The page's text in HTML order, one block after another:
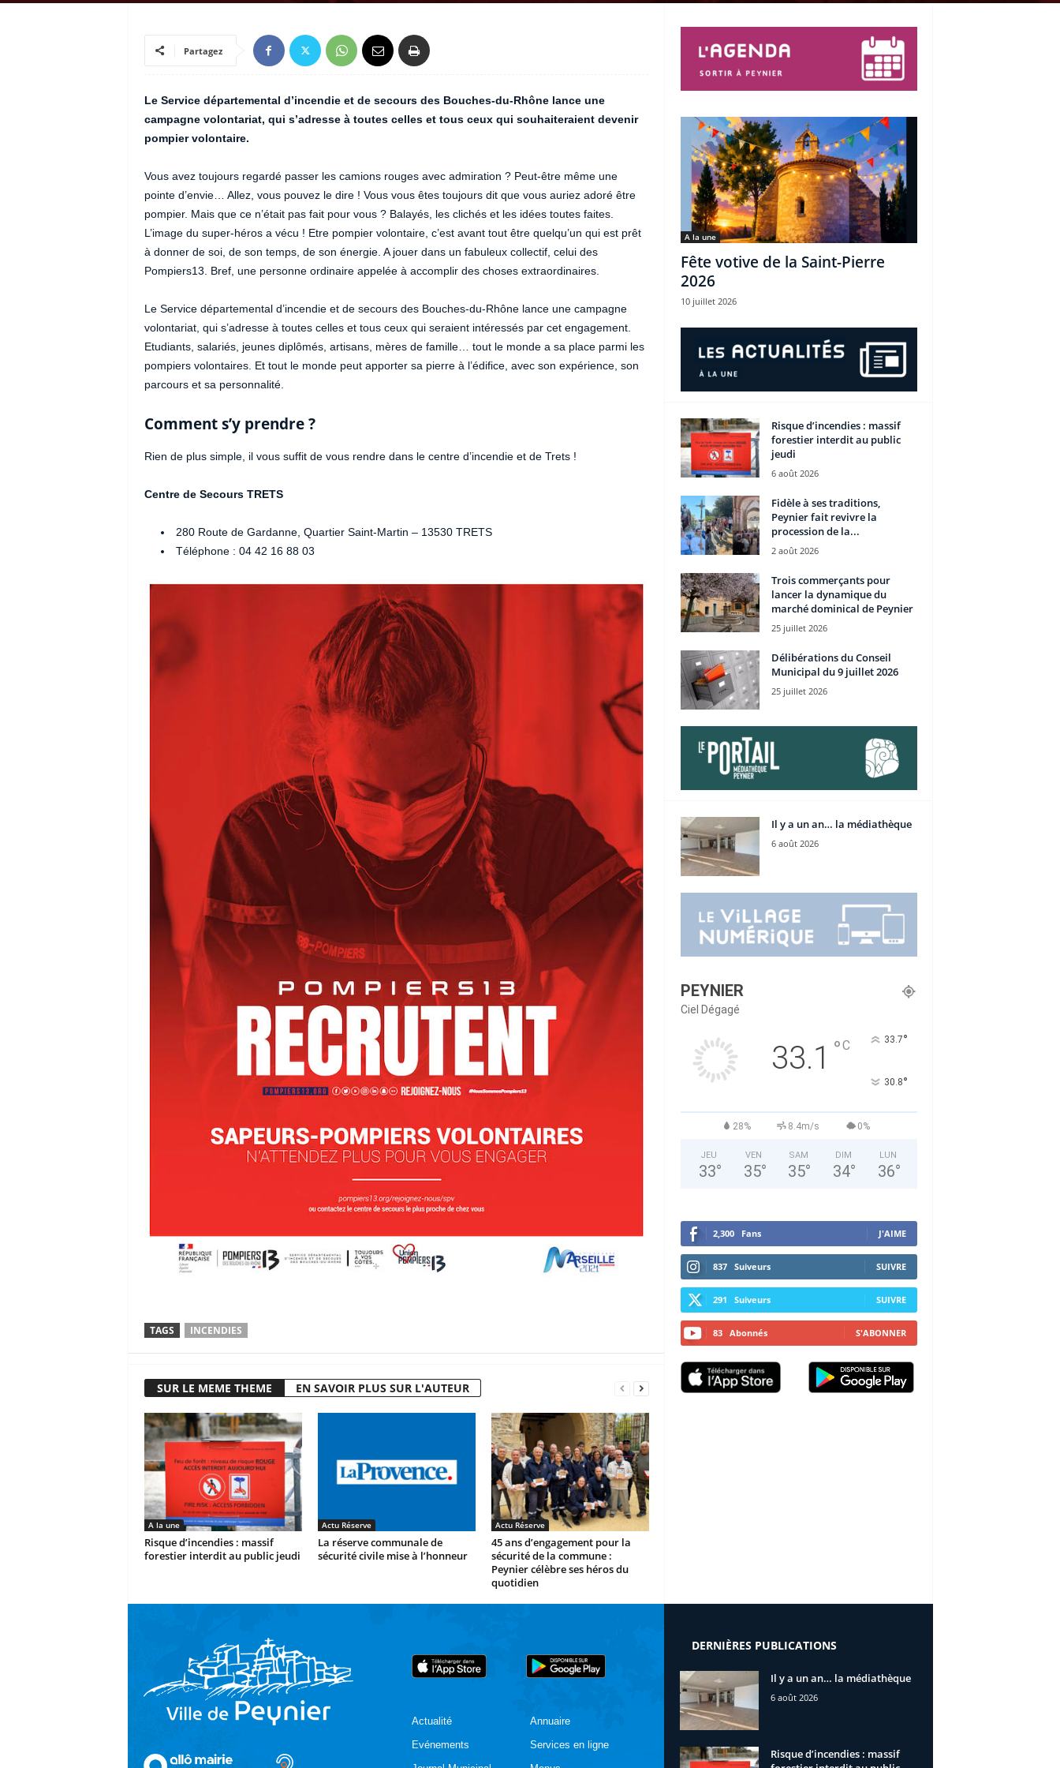
Partagez
Le Service départemental d’incendie et de secours des Bouches-du-Rhône lance une
campagne volontariat, qui s’adresse à toutes celles et tous ceux qui souhaiteraient devenir
pompier volontaire.
Vous avez toujours regardé passer les camions rouges avec admiration ? Peut-être même une
pointe d’envie… Allez, vous pouvez le dire ! Vous vous êtes toujours dit que vous auriez adoré être
pompier. Mais que ce n’était pas fait pour vous ? Balayés, les clichés et les idées toutes faites.
L’image du super-héros a vécu ! Etre pompier volontaire, c’est avant tout être quelqu’un qui est prêt
à donner de soi, de son temps, de son énergie. A jouer dans un fabuleux collectif, celui des
Pompiers13. Bref, une personne ordinaire appelée à accomplir des choses extraordinaires.
Le Service départemental d’incendie et de secours des Bouches-du-Rhône lance une campagne
volontariat, qui s’adresse à toutes celles et tous ceux qui seraient intéressés par cet engagement.
Etudiants, salariés, jeunes diplômés, artisans, mères de famille… tout le monde a sa place parmi les
pompiers volontaires. Et tout le monde peut apporter sa pierre à l’édifice, avec son expérience, son
parcours et sa personnalité.
Comment s’y prendre ?
Rien de plus simple, il vous suffit de vous rendre dans le centre d’incendie et de Trets !
Centre de Secours TRETS
280 Route de Gardanne, Quartier Saint-Martin – 13530 TRETS
Téléphone : 04 42 16 88 03
TAGS INCENDIES
SUR LE MEME THEME EN SAVOIR PLUS SUR L'AUTEUR
A la une
Risque d’incendies : massif
forestier interdit au public jeudi
Actu Réserve
La réserve communale de
sécurité civile mise à l’honneur
Actu Réserve
45 ans d’engagement pour la
sécurité de la commune :
Peynier célèbre ses héros du
quotidien
A la une
Fête votive de la Saint-Pierre
2026
10 juillet 2026
Risque d’incendies : massif
forestier interdit au public
jeudi
6 août 2026
Fidèle à ses traditions,
Peynier fait revivre la
procession de la...
2 août 2026
Trois commerçants pour
lancer la dynamique du
marché dominical de Peynier
25 juillet 2026
Délibérations du Conseil
Municipal du 9 juillet 2026
25 juillet 2026
Il y a un an… la médiathèque
6 août 2026
PEYNIER
Ciel Dégagé
33.1 °C 33.7°
30.8°
28% 8.4m/s 0%
JEU
33°
VEN
35°
SAM
35°
DIM
34°
LUN
36°
2,300 Fans J'AIME
837 Suiveurs SUIVRE
291 Suiveurs SUIVRE
83 Abonnés S'ABONNER
Actualité
Evénements
Annuaire
Services en ligne
DERNIÈRES PUBLICATIONS
Il y a un an… la médiathèque
6 août 2026
Risque d’incendies : massif